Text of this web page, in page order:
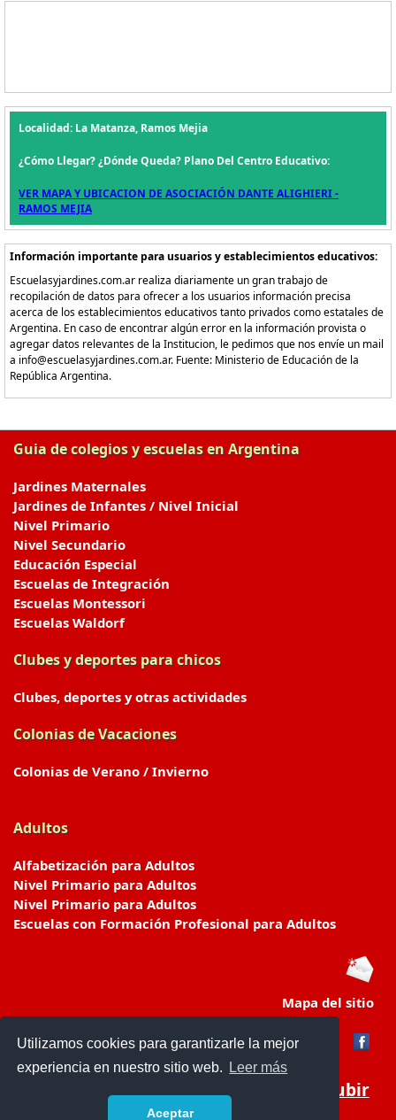
Utilizamos cookies para garantizarle la mejor
experiencia en nuestro sitio web.
Leer más
Aceptar
Localidad: La Matanza, Ramos Mejia
¿Cómo Llegar? ¿Dónde Queda? Plano Del Centro Educativo:
VER MAPA Y UBICACION DE ASOCIACIÓN DANTE ALIGHIERI -
RAMOS MEJIA
Información importante para usuarios y establecimientos educativos:
Escuelasyjardines.com.ar realiza diariamente un gran trabajo de
recopilación de datos para ofrecer a los usuarios información precisa
acerca de los establecimientos educativos tanto privados como estatales de
Argentina. En caso de encontrar algún error en la información provista o
agregar datos relevantes de la Institucion, le pedimos que nos envíe un mail
a info@escuelasyjardines.com.ar. Fuente: Ministerio de Educación de la
República Argentina.
Guia de colegios y escuelas en Argentina
Jardines Maternales
Jardines de Infantes / Nivel Inicial
Nivel Primario
Nivel Secundario
Educación Especial
Escuelas de Integración
Escuelas Montessori
Escuelas Waldorf
Clubes y deportes para chicos
Clubes, deportes y otras actividades
Colonias de Vacaciones
Colonias de Verano / Invierno
Adultos
Alfabetización para Adultos
Nivel Primario para Adultos
Nivel Primario para Adultos
Escuelas con Formación Profesional para Adultos
Mapa del sitio
Subir